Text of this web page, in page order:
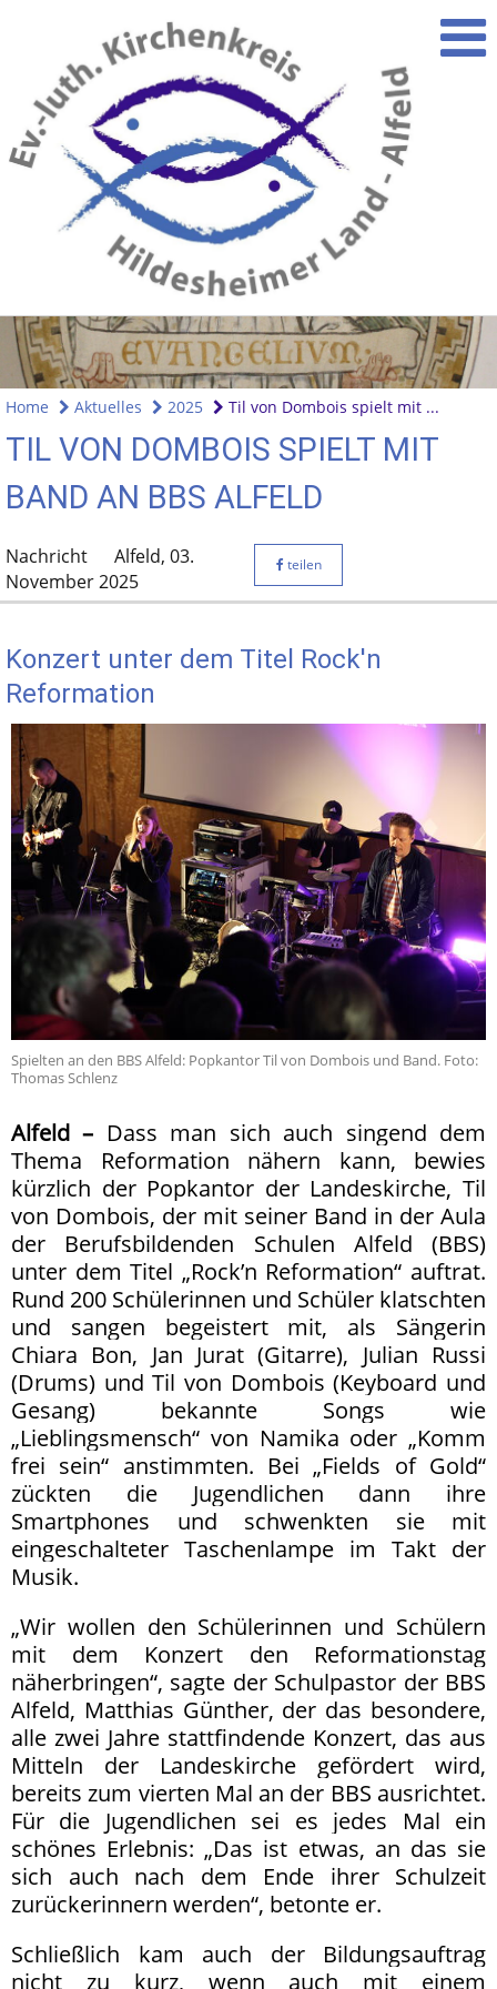
Home Aktuelles 2025 Til von Dombois spielt mit ...
TIL VON DOMBOIS SPIELT MIT
BAND AN BBS ALFELD
Nachricht Alfeld, 03.
November 2025
teilen
Konzert unter dem Titel Rock'n
Reformation
Spielten an den BBS Alfeld: Popkantor Til von Dombois und Band. Foto:
Thomas Schlenz
Alfeld – Dass man sich auch singend dem
Thema Reformation nähern kann, bewies
kürzlich der Popkantor der Landeskirche, Til
von Dombois, der mit seiner Band in der Aula
der Berufsbildenden Schulen Alfeld (BBS)
unter dem Titel „Rock’n Reformation“ auftrat.
Rund 200 Schülerinnen und Schüler klatschten
und sangen begeistert mit, als Sängerin
Chiara Bon, Jan Jurat (Gitarre), Julian Russi
(Drums) und Til von Dombois (Keyboard und
Gesang) bekannte Songs wie
„Lieblingsmensch“ von Namika oder „Komm
frei sein“ anstimmten. Bei „Fields of Gold“
zückten die Jugendlichen dann ihre
Smartphones und schwenkten sie mit
eingeschalteter Taschenlampe im Takt der
Musik.
„Wir wollen den Schülerinnen und Schülern
mit dem Konzert den Reformationstag
näherbringen“, sagte der Schulpastor der BBS
Alfeld, Matthias Günther, der das besondere,
alle zwei Jahre stattfindende Konzert, das aus
Mitteln der Landeskirche gefördert wird,
bereits zum vierten Mal an der BBS ausrichtet.
Für die Jugendlichen sei es jedes Mal ein
schönes Erlebnis: „Das ist etwas, an das sie
sich auch nach dem Ende ihrer Schulzeit
zurückerinnern werden“, betonte er.
Schließlich kam auch der Bildungsauftrag
nicht zu kurz, wenn auch mit einem